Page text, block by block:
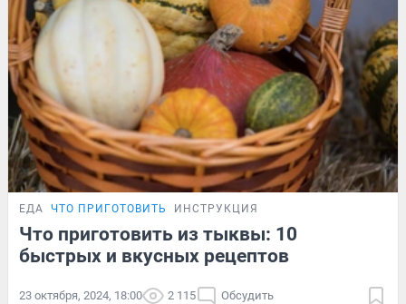
ЕДА ЧТО ПРИГОТОВИТЬ ИНСТРУКЦИЯ
Что приготовить из тыквы: 10
быстрых и вкусных рецептов
23 октября, 2024, 18:00 2 115 Обсудить